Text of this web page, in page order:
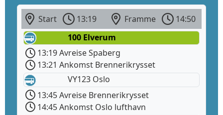
Start 13:19 Framme
14:50
100 Elverum
13:19 Avreise Spaberg
13:21 Ankomst Brennerikrysset
VY123 Oslo
13:45 Avreise Brennerikrysset
14:45 Ankomst Oslo lufthavn